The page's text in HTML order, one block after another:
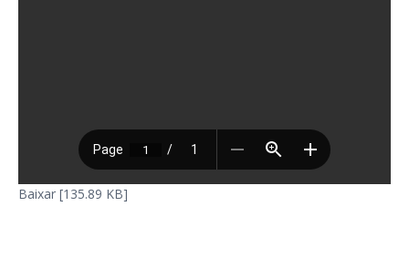
Baixar [135.89 KB]